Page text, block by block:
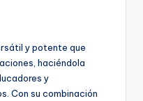
y potente que
haciéndola
y
Con su combinación